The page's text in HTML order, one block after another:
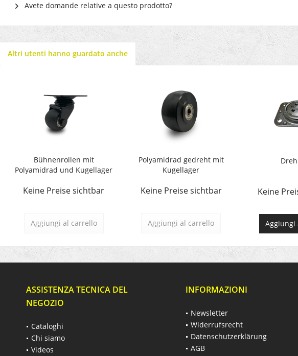
Avete domande relative a questo prodotto?
Altri utenti hanno guardato anche
Bühnenrollen mit
Polyamidrad und Kugellager
Keine Preise sichtbar
Aggiungi al carrello
Polyamidrad gedreht mit
Kugellager
Keine Preise sichtbar
Aggiungi al carrello
Keine
Aggiungi
ASSISTENZA TECNICA DEL
NEGOZIO
Cataloghi
Chi siamo
Videos
INFORMAZIONI
Newsletter
Widerrufsrecht
Datenschutzerklärung
AGB